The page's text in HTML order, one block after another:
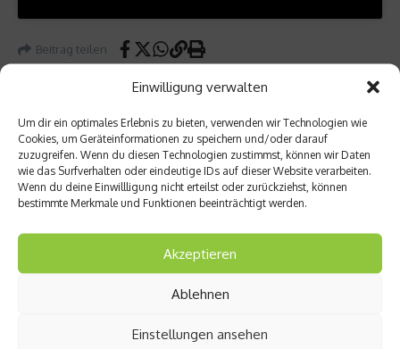
Einwilligung verwalten
Um dir ein optimales Erlebnis zu bieten, verwenden wir Technologien wie
Cookies, um Geräteinformationen zu speichern und/oder darauf
zuzugreifen. Wenn du diesen Technologien zustimmst, können wir Daten
wie das Surfverhalten oder eindeutige IDs auf dieser Website verarbeiten.
Wenn du deine Einwillligung nicht erteilst oder zurückziehst, können
bestimmte Merkmale und Funktionen beeinträchtigt werden.
Akzeptieren
Ablehnen
Einstellungen ansehen
Beitrag teilen
vorheriger Beitrag
Saison
rückbli
ck
Maveri
cks:
Schatt
Rampe
Nächster Beitrag
O’Hara
erzielt
Top-
den
fen
Freest